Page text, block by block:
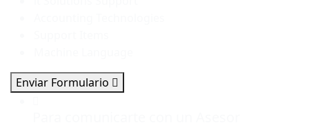
Enviar Formulario